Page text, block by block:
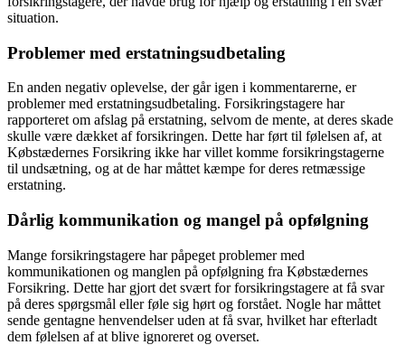
situation.
Problemer med erstatningsudbetaling
En anden negativ oplevelse, der går igen i kommentarerne, er
problemer med erstatningsudbetaling. Forsikringstagere har
rapporteret om afslag på erstatning, selvom de mente, at deres skade
skulle være dækket af forsikringen. Dette har ført til følelsen af, at
Købstædernes Forsikring ikke har villet komme forsikringstagerne
til undsætning, og at de har måttet kæmpe for deres retmæssige
erstatning.
Dårlig kommunikation og mangel på opfølgning
Mange forsikringstagere har påpeget problemer med
kommunikationen og manglen på opfølgning fra Købstædernes
Forsikring. Dette har gjort det svært for forsikringstagere at få svar
på deres spørgsmål eller føle sig hørt og forstået. Nogle har måttet
sende gentagne henvendelser uden at få svar, hvilket har efterladt
dem følelsen af at blive ignoreret og overset.